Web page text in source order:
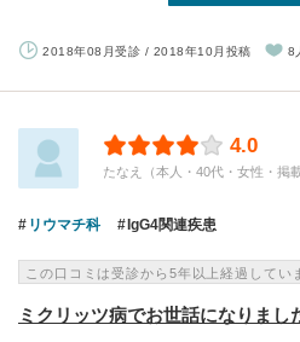
2018年08月受診 / 2018年10月投稿 8
4.0
たなえ（本人・40代・女性・掲
リウマチ科 IgG4関連疾患
この口コミは受診から5年以上経過してい
ミクリッツ病でお世話になりまし